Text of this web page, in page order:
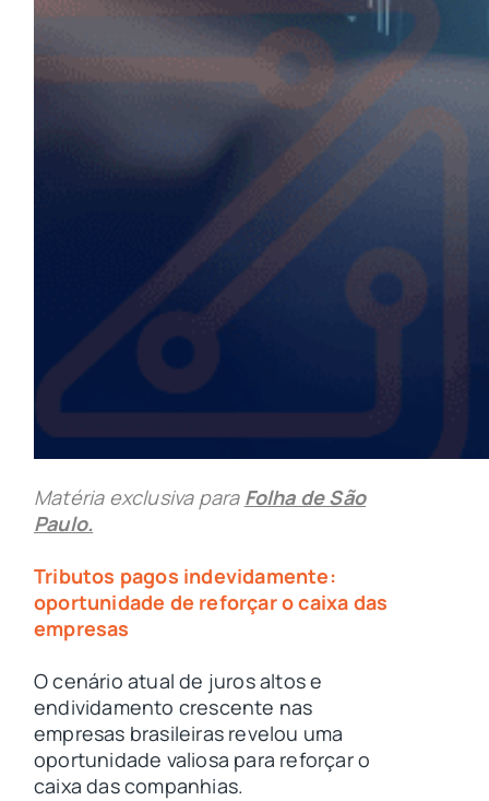
Matéria exclusiva para Folha de São
Paulo.
Tributos pagos indevidamente:
oportunidade de reforçar o caixa das
empresas
O cenário atual de juros altos e
endividamento crescente nas
empresas brasileiras revelou uma
oportunidade valiosa para reforçar o
caixa das companhias.